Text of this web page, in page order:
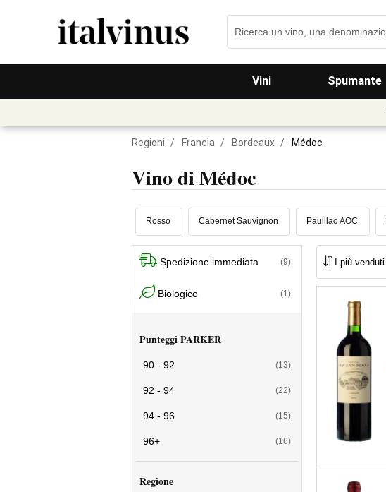
Vini Spumante
Regioni / Francia / Bordeaux / Médoc
Vino di Médoc
Rosso Cabernet Sauvignon Pauillac AOC
Spedizione immediata (9)
Biologico (1)
Punteggi PARKER
90 - 92 (13)
92 - 94 (22)
94 - 96 (15)
96+ (16)
Regione